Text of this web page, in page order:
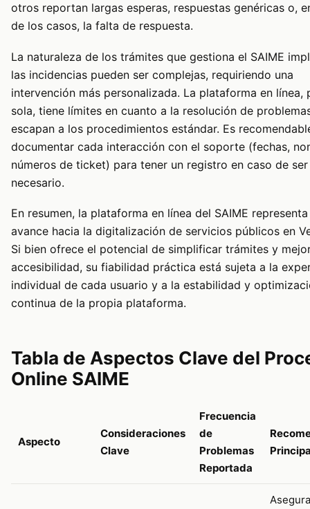
otros reportan largas esperas, respuestas genéricas o,
de los casos, la falta de respuesta.
La naturaleza de los trámites que gestiona el SAIME
las incidencias pueden ser complejas, requiriendo una
intervención más personalizada. La plataforma en línea,
sola, tiene límites en cuanto a la resolución de
escapan a los procedimientos estándar. Es
documentar cada interacción con el soporte (fechas,
números de ticket) para tener un registro en caso de ser
necesario.
En resumen, la plataforma en línea del SAIME
avance hacia la digitalización de servicios públicos en
Si bien ofrece el potencial de simplificar trámites y
accesibilidad, su fiabilidad práctica está sujeta a la
individual de cada usuario y a la estabilidad y
continua de la propia plataforma.
Tabla de Aspectos Clave del
Online SAIME
Aspecto
Consideraciones
Clave
Frecuencia
de
Problemas
Reportada